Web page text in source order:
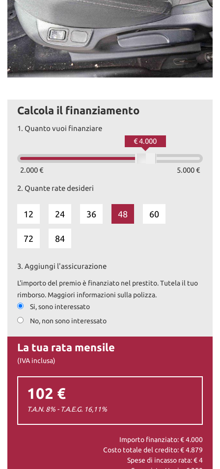
Calcola il finanziamento
1. Quanto vuoi finanziare
2.000 € 5.000 €
€ 4.000
2. Quante rate desideri
12 24 36 48 60
72 84
3. Aggiungi l'assicurazione
L'importo del premio è finanziato nel prestito. Tutela il tuo
rimborso. Maggiori informazioni sulla polizza.
Si, sono interessato
No, non sono interessato
La tua rata mensile
(IVA inclusa)
102 €
T.A.N. 8% - T.A.E.G. 16,11%
Importo finanziato: €4.000
Costo totale del credito: €4.879
Spese di incasso rata: €4